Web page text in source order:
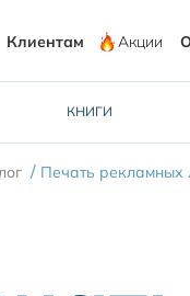
Клиентам Акции
КНИГИ
/ Печать рекламных